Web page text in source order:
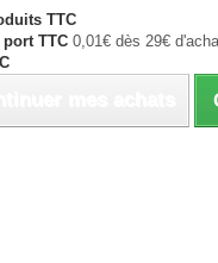
TTC
port TTC 0,01€ dès 29€